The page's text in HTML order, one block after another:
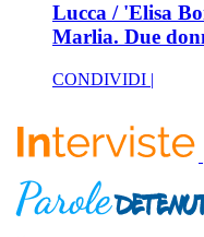
Lucca / 'Elisa
Marlia. Due
CONDIVIDI |